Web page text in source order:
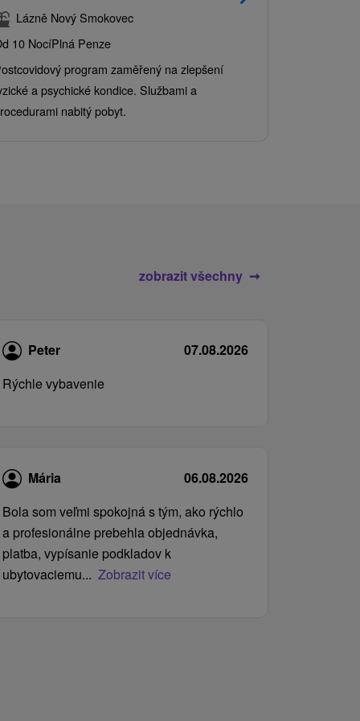
Lázně Nový Smokovec
10 NocíPlná Penze
program zaměřený na zlepšení
a psychické kondice. Službami a
nabitý pobyt.
zobrazit všechny
Peter
07.08.2026
Rýchle vybavenie
Mária
06.08.2026
Bola som veľmi spokojná s tým, ako rýchlo
a profesionálne prebehla objednávka,
platba, vypísanie podkladov k
ubytovaciemu... Zobrazit více